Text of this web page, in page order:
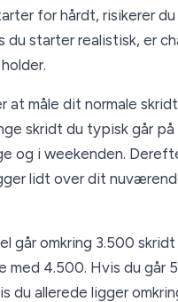
for hårdt, risikerer
starter realistisk, er
at måle dit normale
skridt du typisk går på
og i weekenden.
lidt over dit
går omkring 3.500 skridt
med 4.500. Hvis du går
du allerede ligger